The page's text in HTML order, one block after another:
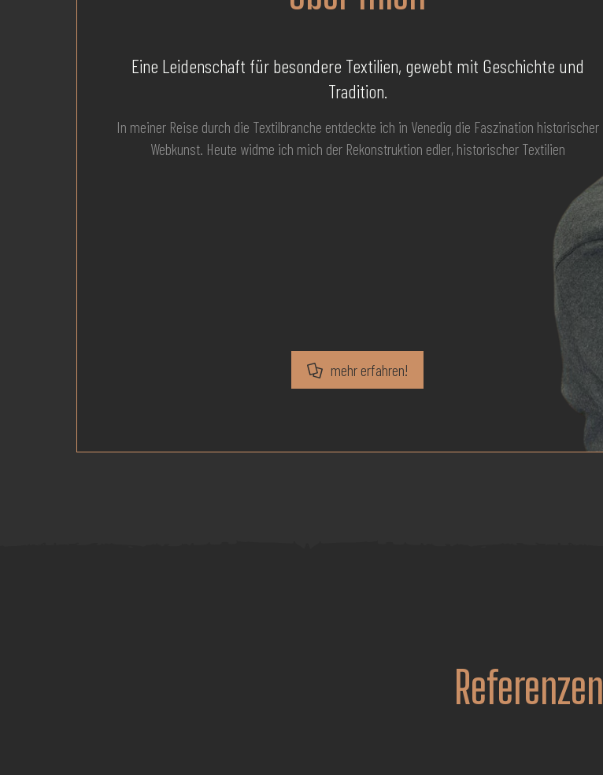
Eine Leidenschaft für besondere Textilien, gewebt mit Geschichte und
Tradition.
In meiner Reise durch die Textilbranche entdeckte ich in Venedig die Faszination historischer
Webkunst. Heute widme ich mich der Rekonstruktion edler, historischer Textilien
mehr erfahren!
Referenzen